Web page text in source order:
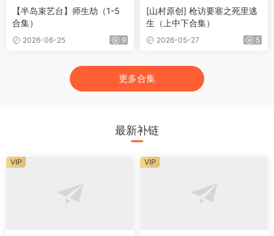
【半岛束艺台】师生劫（1-5
合集）
2026-06-25 9
[山村原创] 枪访要塞之死里逃
生（上中下合集）
2026-05-27 5
更多合集
最新补链
VIP VIP